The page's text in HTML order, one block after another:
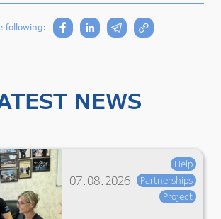
following:
NEWS
07.08.2026
Help
Partnerships
Project